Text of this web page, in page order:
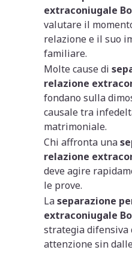
extraconiugale
valutare il
relazione e il suo
familiare.
Molte cause di
relazione
fondano sulla
causale tra
matrimoniale.
Chi affronta una
relazione
deve agire
le prove.
Laseparazione
extraconiugale
strategia difensiva
attenzione sin